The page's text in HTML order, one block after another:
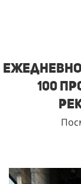
100